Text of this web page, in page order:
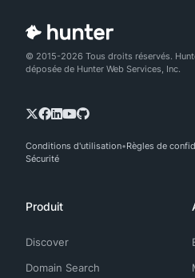
© 2015-2026 Tous droits réservés.
déposée de Hunter Web Services, Inc.
Conditions d'utilisation Règles de
Sécurité
Produit
Discover
Domain Search